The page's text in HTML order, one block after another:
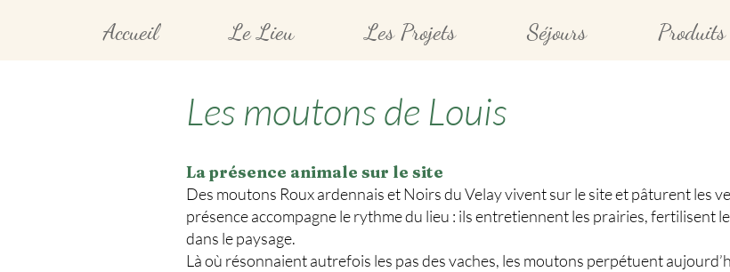
Accueil Le Lieu Les Projets Séjours Produits
Les moutons de Louis
La présence animale sur le site
Des moutons Roux ardennais et Noirs du Velay vivent sur le site et pâturent les
présence accompagne le rythme du lieu : ils entretiennent les prairies, fertilisent
dans le paysage.
Là où résonnaient autrefois les pas des vaches, les moutons perpétuent